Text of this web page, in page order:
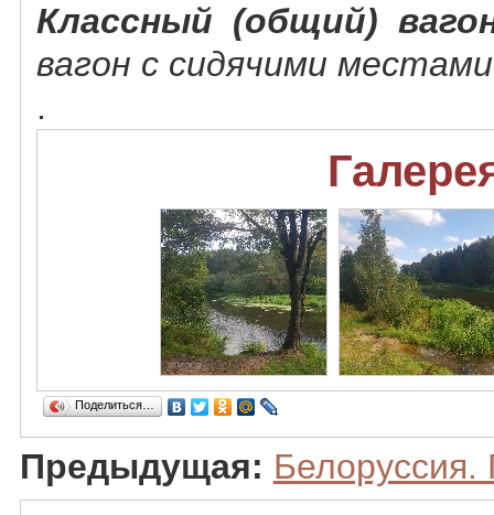
Классный (общий)
вагон с сидячими местами
.
Поделиться…
Предыдущая: Белоруссия.